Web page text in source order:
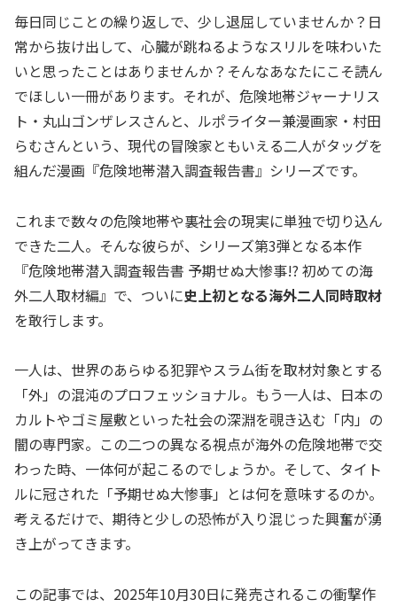
毎日同じことの繰り返しで、少し退屈していませんか？日
常から抜け出して、心臓が跳ねるようなスリルを味わいた
いと思ったことはありませんか？そんなあなたにこそ読ん
でほしい一冊があります。それが、危険地帯ジャーナリス
ト・丸山ゴンザレスさんと、ルポライター兼漫画家・村田
らむさんという、現代の冒険家ともいえる二人がタッグを
組んだ漫画『危険地帯潜入調査報告書』シリーズです。
これまで数々の危険地帯や裏社会の現実に単独で切り込ん
できた二人。そんな彼らが、シリーズ第3弾となる本作
『危険地帯潜入調査報告書 予期せぬ大惨事!? 初めての海
外二人取材編』で、ついに史上初となる海外二人同時取材
を敢行します。
一人は、世界のあらゆる犯罪やスラム街を取材対象とする
「外」の混沌のプロフェッショナル。もう一人は、日本の
カルトやゴミ屋敷といった社会の深淵を覗き込む「内」の
闇の専門家。この二つの異なる視点が海外の危険地帯で交
わった時、一体何が起こるのでしょうか。そして、タイト
ルに冠された「予期せぬ大惨事」とは何を意味するのか。
考えるだけで、期待と少しの恐怖が入り混じった興奮が湧
き上がってきます。
この記事では、2025年10月30日に発売されるこの衝撃作